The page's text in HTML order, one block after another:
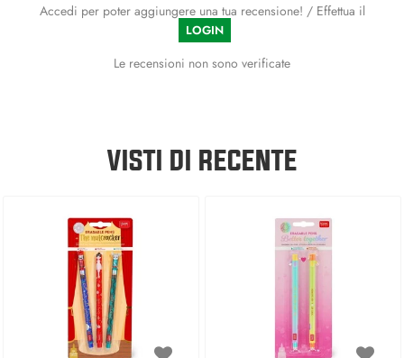
Accedi per poter aggiungere una tua recensione! / Effettua il
LOGIN
Le recensioni non sono verificate
VISTI DI RECENTE